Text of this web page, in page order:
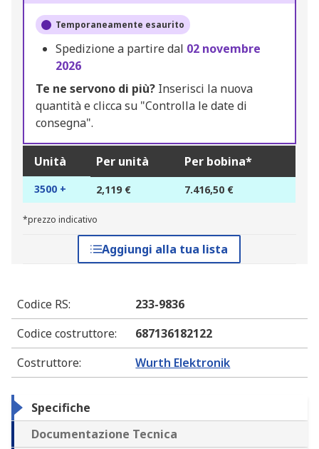
Temporaneamente esaurito
Spedizione a partire dal 02 novembre
2026
Te ne servono di più? Inserisci la nuova
quantità e clicca su "Controlla le date di
consegna".
Unità Per unità Per bobina*
3500 + 2,119 € 7.416,50 €
*prezzo indicativo
Aggiungi alla tua lista
Codice RS:
233-9836
Codice costruttore:
687136182122
Costruttore: Wurth Elektronik
Specifiche
Documentazione Tecnica